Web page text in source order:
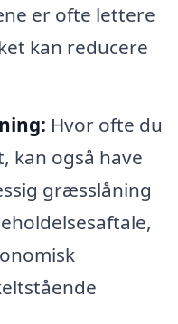
er ofte lettere
kan reducere
Hvor ofte du
kan også have
græsslåning